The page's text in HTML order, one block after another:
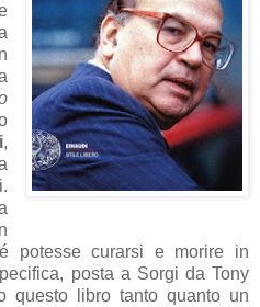
,
potesse curarsi e morire in
posta a Sorgi da Tony
questo libro tanto quanto un